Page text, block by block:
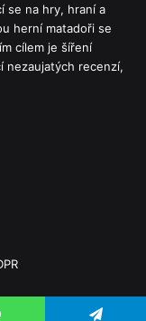
se na hry, hraní a
herní matadoři se
cílem je šíření
nezaujatých recenzí,